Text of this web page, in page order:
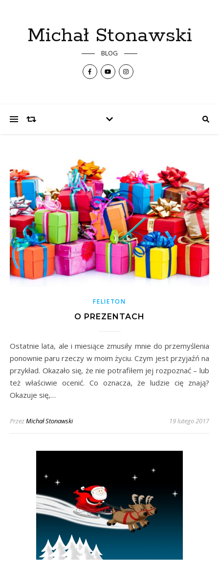
Michał Stonawski
BLOG
FELIETON
O PREZENTACH
Ostatnie lata, ale i miesiące zmusiły mnie do przemyślenia
ponownie paru rzeczy w moim życiu. Czym jest przyjaźń na
przykład. Okazało się, że nie potrafiłem jej rozpoznać – lub
też właściwie ocenić. Co oznacza, że ludzie cię znają?
Okazuje się,…
PrzezMichał Stonawski 19 lutego 2017